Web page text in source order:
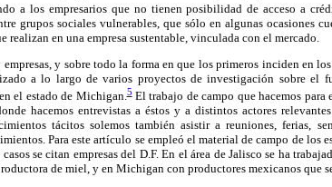
a los empresarios que no tienen posibilidad de acceso a
grupos sociales vulnerables, que sólo en algunas ocasiones
en una empresa sustentable, vinculada con el mercado.
y sobre todo la forma en que los primeros inciden en
a lo largo de varios proyectos de investigación sobre el
el estado de Michigan.5El trabajo de campo que hacemos
hacemos entrevistas a éstos y a distintos actores
tácitos solemos también asistir a reuniones, ferias,
Para este artículo se empleó el material de campo de los
se citan empresas del D.F. En el área de Jalisco se ha
de miel, y en Michigan con productores mexicanos que